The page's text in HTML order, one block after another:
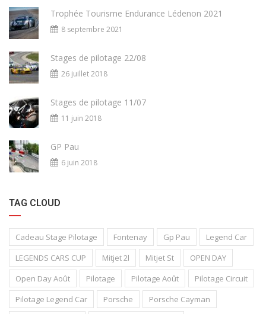
Trophée Tourisme Endurance Lédenon 2021
8 septembre 2021
Stages de pilotage 22/08
26 juillet 2018
Stages de pilotage 11/07
11 juin 2018
GP Pau
6 juin 2018
TAG CLOUD
Cadeau Stage Pilotage Fontenay Gp Pau
Legend Car
LEGENDS CARS CUP
Mitjet 2l Mitjet St
OPEN DAY
Open Day Août
Pilotage Pilotage Août
Pilotage Circuit
Pilotage Legend Car
Porsche
Porsche Cayman